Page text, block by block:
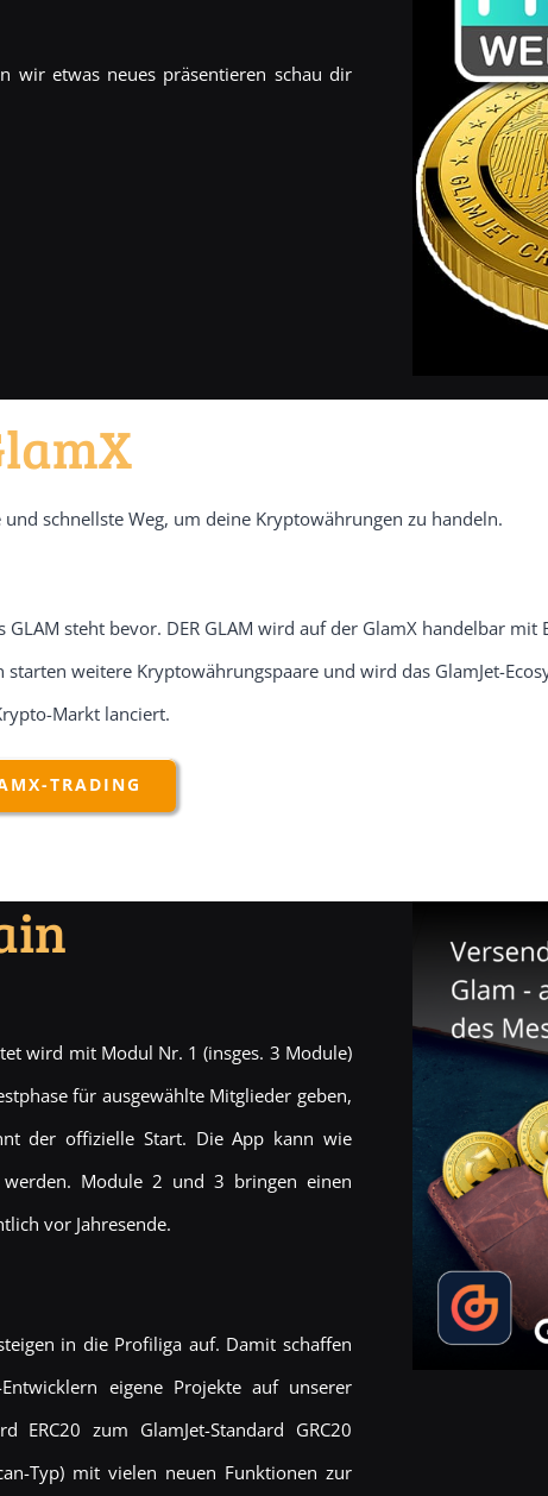
wir etwas neues präsentieren schau dir
und schnellste Weg, um deine Kryptowährungen zu handeln.
GLAM steht bevor. DER GLAM wird auf der GlamX handelbar mit
starten weitere Kryptowährungspaare und wird das GlamJet-
Markt lanciert.
TRADING
wird mit Modul Nr. 1 (insges. 3 Module)
für ausgewählte Mitglieder geben,
der offizielle Start. Die App kann wie
Module 2 und 3 bringen einen
vor Jahresende.
in die Profiliga auf. Damit schaffen
eigene Projekte auf unserer
zum GlamJet-Standard GRC20
Typ) mit vielen neuen Funktionen zur